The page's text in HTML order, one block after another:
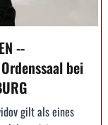
--
bei
gilt als eines